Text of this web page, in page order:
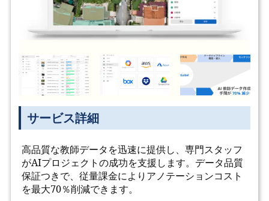
サービス詳細
高品質な教師データを迅速に提供し、専門スタッフ
がAIプロジェクトの成功を支援します。データ品質
保証つきで、従量課金によりアノテーションコスト
を最大70％削減できます。